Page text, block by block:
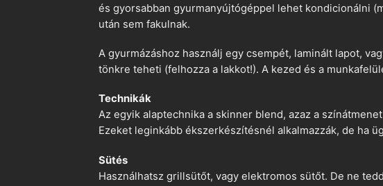
és gyorsabban gyurmanyújtógéppel lehet kondicionálni
után sem fakulnak.
A gyurmázáshoz használj egy csempét, laminált lapot,
tönkre teheti (felhozza a lakkot!). A kezed és a
Technikák
Az egyik alaptechnika a skinner blend, azaz a
Ezeket leginkább ékszerkészítésnél alkalmazzák, de ha
Sütés
Használhatsz grillsütőt, vagy elektromos sütőt. De ne